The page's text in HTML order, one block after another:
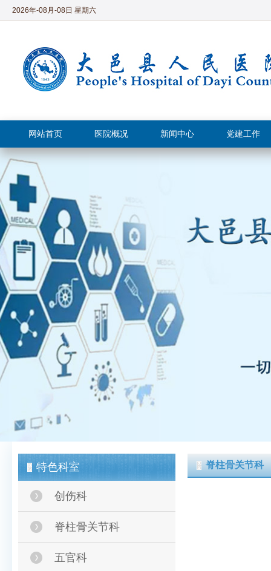
2026年-08月-08日 星期六
网站首页 医院概况 新闻中心 党建工作
特色科室
创伤科
脊柱骨关节科
五官科
脊柱骨关节科